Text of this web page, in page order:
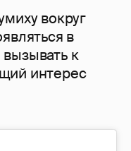
вокруг
в
к
интерес